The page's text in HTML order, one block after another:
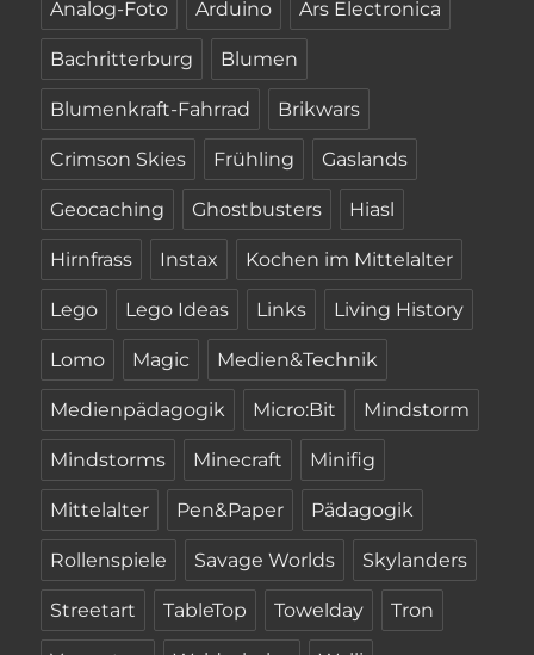
Analog-Foto Arduino Ars Electronica
Bachritterburg Blumen
Blumenkraft-Fahrrad Brikwars
Crimson Skies Frühling Gaslands
Geocaching Ghostbusters Hiasl
Hirnfrass Instax Kochen im Mittelalter
Lego Lego Ideas Links Living History
Lomo Magic Medien&Technik
Medienpädagogik Micro:Bit Mindstorm
Mindstorms Minecraft Minifig
Mittelalter Pen&Paper Pädagogik
Rollenspiele Savage Worlds Skylanders
Streetart TableTop Towelday Tron